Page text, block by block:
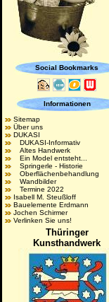
Social Bookmarks
Informationen
Sitemap
Über uns
DUKASI
DUKASI-Informativ
Altes Handwerk
Ein Model entsteht...
Springerle - Historie
Oberflächenbehandlung
Wandbilder
Termine 2022
Isabell M. Steußloff
Bauelemente Erdmann
Jochen Schirmer
Verlinken Sie uns!
Thüringer
Kunsthandwerk